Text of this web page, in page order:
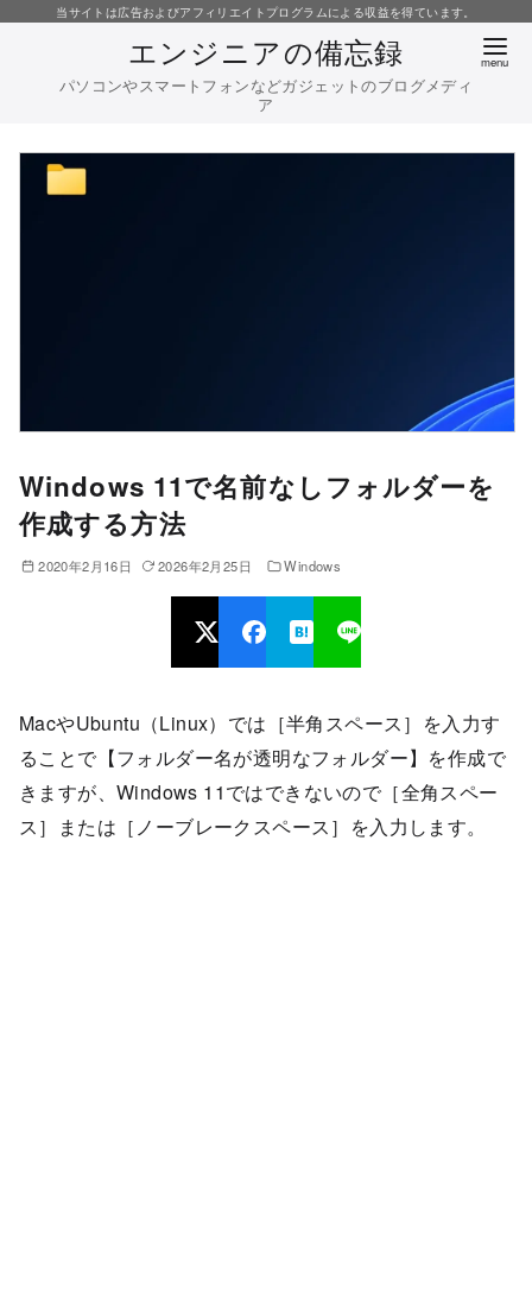
当サイトは広告およびアフィリエイトプログラムによる収益を得ています。
エンジニアの備忘録
パソコンやスマートフォンなどガジェットのブログメディ
ア
Windows 11で名前なしフォルダーを
作成する方法
2020年2月16日 2026年2月25日 Windows
MacやUbuntu（Linux）では［半角スペース］を入力す
ることで【フォルダー名が透明なフォルダー】を作成で
きますが、Windows 11ではできないので［全角スペー
ス］または［ノーブレークスペース］を入力します。